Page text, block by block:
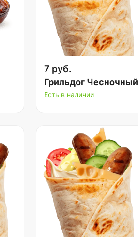
7 руб.
Грильдог Чесночный
Есть в наличии